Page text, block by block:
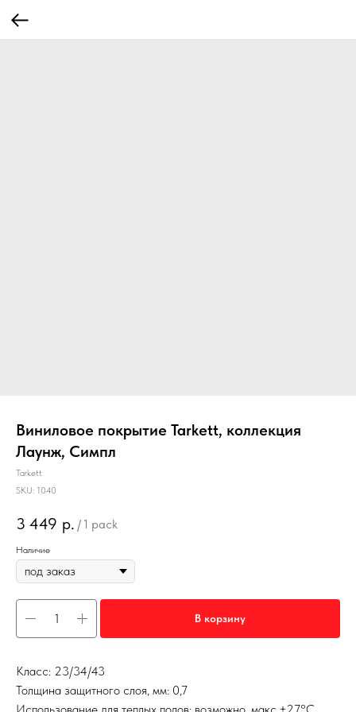
Виниловое покрытие Tarkett, коллекция
Лаунж, Симпл
Tarkett
SKU: 1040
3 449 р. / 1 pack
Наличие
В корзину
Класс: 23/34/43
Толщина защитного слоя, мм: 0,7